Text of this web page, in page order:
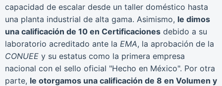
capacidad de escalar desde un taller doméstico hasta
una planta industrial de alta gama. Asimismo, le dimos
una calificación de 10 en Certificaciones debido a su
laboratorio acreditado ante la EMA, la aprobación de la
CONUEE y su estatus como la primera empresa
nacional con el sello oficial "Hecho en México". Por otra
parte, le otorgamos una calificación de 8 en Volumen y